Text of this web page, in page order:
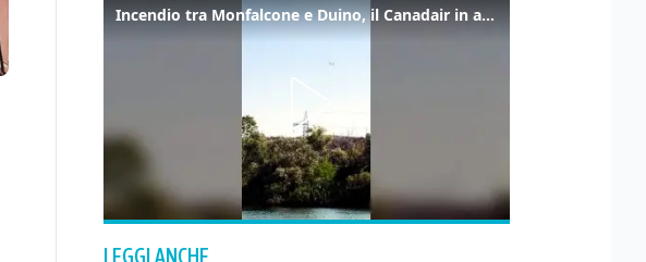
Incendio tra Monfalcone e Duino, il Canadair in azione per fermare le fiamme sul fronte dell’A4
LEGGI ANCHE